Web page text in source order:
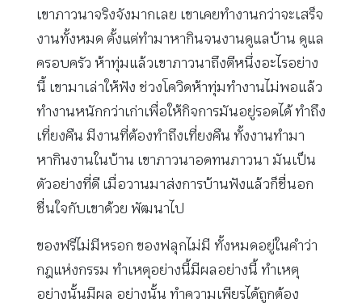
เขาภาวนาจริงจังมากเลย เขาเคยทำงานกว่าจะเสร็จ
งานทั้งหมด ตั้งแต่ทำมาหากินจนงานดูแลบ้าน ดูแล
ครอบครัว ห้าทุ่มแล้วเขาภาวนาถึงตีหนึ่งอะไรอย่าง
นี้ เขามาเล่าให้ฟัง ช่วงโควิดห้าทุ่มทำงานไม่พอแล้ว
ทำงานหนักกว่าเก่าเพื่อให้กิจการมันอยู่รอดได้ ทำถึง
เที่ยงคืน มีงานที่ต้องทำถึงเที่ยงคืน ทั้งงานทำมา
หากินงานในบ้าน เขาภาวนาอดทนภาวนา มันเป็น
ตัวอย่างที่ดี เมื่อวานมาส่งการบ้านฟังแล้วก็ชื่นอก
ชื่นใจกับเขาด้วย พัฒนาไป
ของฟรีไม่มีหรอก ของฟลุกไม่มี ทั้งหมดอยู่ในคำว่า
กฎแห่งกรรม ทำเหตุอย่างนี้มีผลอย่างนี้ ทำเหตุ
อย่างนั้นมีผล อย่างนั้น ทำความเพียรได้ถูกต้อง